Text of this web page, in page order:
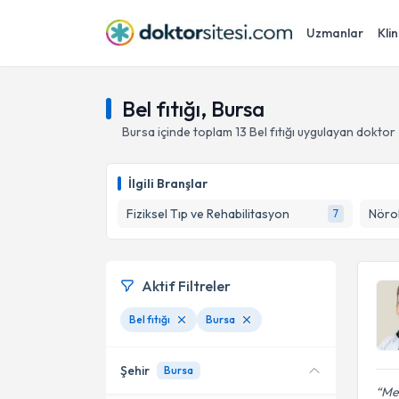
Uzmanlar
Bel fıtığı, Bursa
Bursa içinde toplam 13 Bel fıtığı uygulayan doktor
İlgili Branşlar
Fiziksel Tıp ve Rehabilitasyon
7
Aktif Filtreler
Bel fıtığı Bursa
Şehir Bursa